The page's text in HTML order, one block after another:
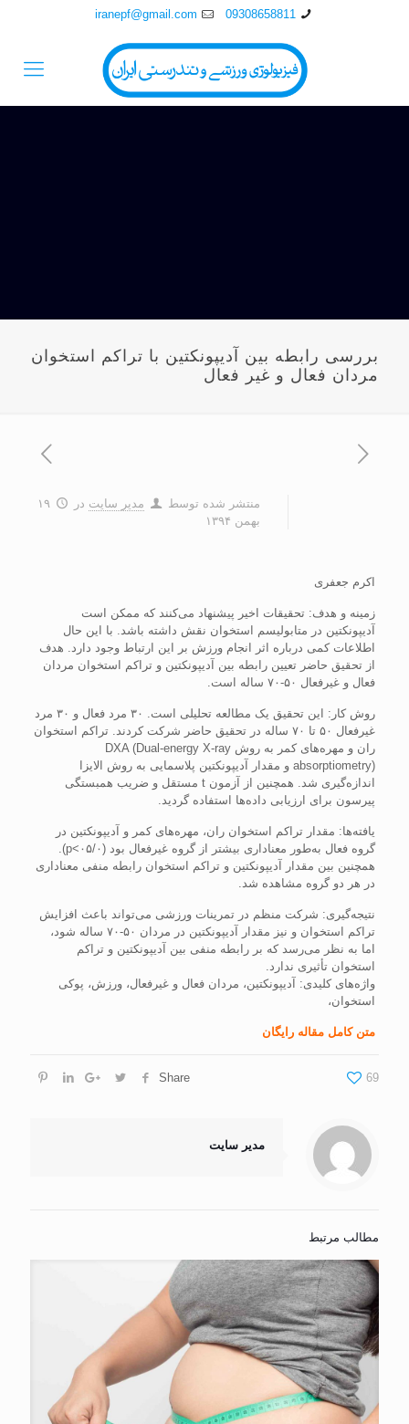
09308658811
iranepf@gmail.com
بررسی رابطه بین آدیپونکتین با تراکم استخوان
مردان فعال و غیر فعال
منتشر شده توسط مدیر سایت در
۱۹
بهمن ۱۳۹۴
اکرم جعفری
زمینه و هدف: تحقیقات اخیر پیشنهاد می‌کنند که ممکن است
آدیپونکتین در متابولیسم استخوان نقش داشته باشد. با این حال
اطلاعات کمی درباره اثر انجام ورزش بر این ارتباط وجود دارد. هدف
از تحقیق حاضر تعیین رابطه بین آدیپونکتین و تراکم استخوان مردان
فعال و غیرفعال ۵۰-۷۰ ساله است.
روش کار: این تحقیق یک مطالعه تحلیلی است. ۳۰ مرد فعال و ۳۰ مرد
غیرفعال ۵۰ تا ۷۰ ساله در تحقیق حاضر شرکت کردند. تراکم استخوان
ران و مهره‌های کمر به روش DXA (Dual-energy X-ray
absorptiometry) و مقدار آدیپونکتین پلاسمایی به روش الایزا
اندازه‌گیری شد. همچنین از آزمون t مستقل و ضریب همبستگی
پیرسون برای ارزیابی داده‌ها استفاده گردید.
یافته‌ها: مقدار تراکم استخوان ران، مهره‌های کمر و آدیپونکتین در
گروه فعال به‌طور معناداری بیشتر از گروه غیرفعال بود (۰۵/۰>p).
همچنین بین مقدار آدیپونکتین و تراکم استخوان رابطه منفی معناداری
در هر دو گروه مشاهده شد.
نتیجه‌گیری: شرکت منظم در تمرینات ورزشی می‌تواند باعث افزایش
تراکم استخوان و نیز مقدار آدیپونکتین در مردان ۵۰-۷۰ ساله شود،
اما به نظر می‌رسد که بر رابطه منفی بین آدیپونکتین و تراکم
استخوان تأثیری ندارد.
واژه‌های کلیدی: آدیپونکتین، مردان فعال و غیرفعال، ورزش، پوکی
استخوان،
متن کامل مقاله رایگان
Share 69
مدیر سایت
مطالب مرتبط